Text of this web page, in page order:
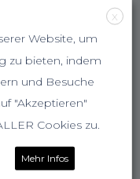
X
Website, um
zu bieten, indem
und Besuche
"Akzeptieren"
Cookies zu.
Mehr Infos